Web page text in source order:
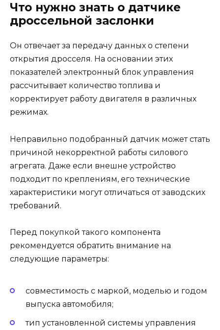
Что нужно знать о датчике
дроссельной заслонки
Он отвечает за передачу данных о степени
открытия дросселя. На основании этих
показателей электронный блок управления
рассчитывает количество топлива и
корректирует работу двигателя в различных
режимах.
Неправильно подобранный датчик может стать
причиной некорректной работы силового
агрегата. Даже если внешне устройство
подходит по креплениям, его технические
характеристики могут отличаться от заводских
требований.
Перед покупкой такого компонента
рекомендуется обратить внимание на
следующие параметры:
совместимость с маркой, моделью и годом
выпуска автомобиля;
тип установленной системы управления